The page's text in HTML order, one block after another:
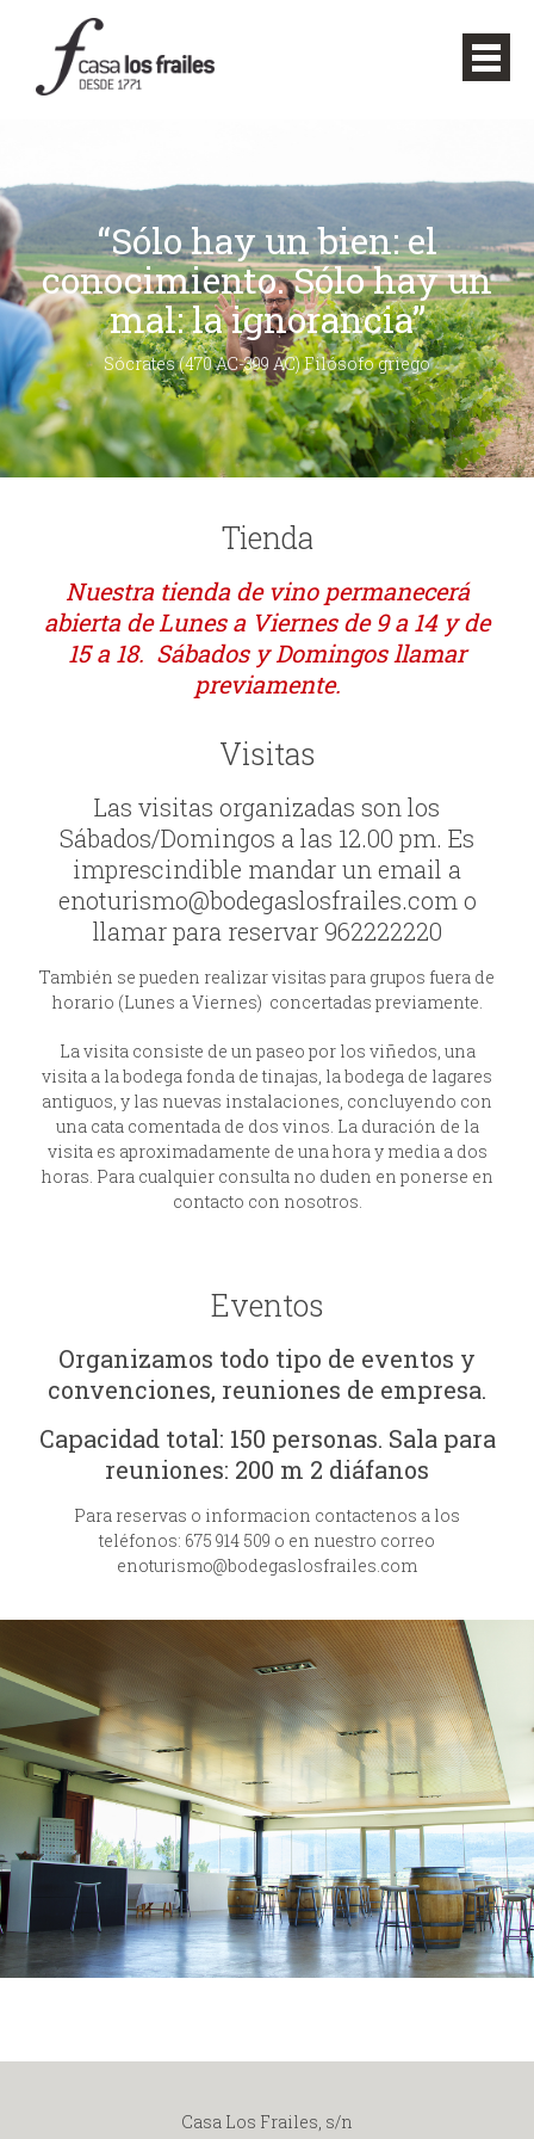
“Sólo hay un bien: el
conocimiento. Sólo hay un
mal: la ignorancia”
Sócrates (470 AC-399 AC) Filósofo griego
Tienda
Nuestra tienda de vino permanecerá
abierta de Lunes a Viernes de 9 a 14 y de
15 a 18. Sábados y Domingos llamar
previamente.
Visitas
Las visitas organizadas son los
Sábados/Domingos a las 12.00 pm. Es
imprescindible mandar un email a
enoturismo@bodegaslosfrailes.com o
llamar para reservar 962222220
También se pueden realizar visitas para grupos fuera de
horario (Lunes a Viernes) concertadas previamente.
La visita consiste de un paseo por los viñedos, una
visita a la bodega fonda de tinajas, la bodega de lagares
antiguos, y las nuevas instalaciones, concluyendo con
una cata comentada de dos vinos. La duración de la
visita es aproximadamente de una hora y media a dos
horas. Para cualquier consulta no duden en ponerse en
contacto con nosotros.
Eventos
Organizamos todo tipo de eventos y
convenciones, reuniones de empresa.
Capacidad total: 150 personas. Sala para
reuniones: 200 m 2 diáfanos
Para reservas o informacion contactenos a los
teléfonos: 675 914 509 o en nuestro correo
enoturismo@bodegaslosfrailes.com
Casa Los Frailes, s/n